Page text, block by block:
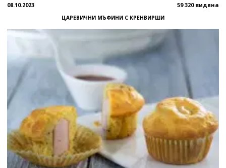
08.10.2023 59 320 видяна
ЦАРЕВИЧНИ МЪФИНИ С КРЕНВИРШИ